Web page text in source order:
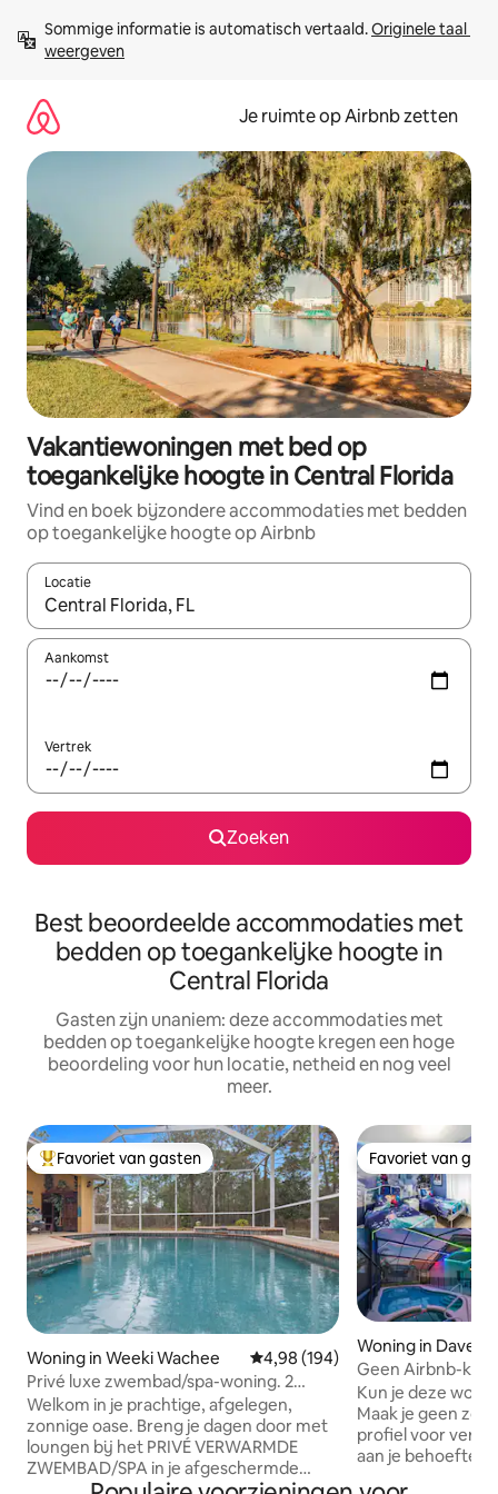
direct
naar
Sommige informatie is automatisch vertaald. Originele taal
weergeven
Je ruimte op Airbnb zetten
Vakantiewoningen met bed op
toegankelijke hoogte in Central Florida
Vind en boek bijzondere accommodaties met bedden
op toegankelijke hoogte op Airbnb
Locatie
Wanneer er suggesties beschikbaar zijn, maak je een keuze
Aankomst
Vertrek
Zoeken
Best beoordeelde accommodaties met
bedden op toegankelijke hoogte in
Central Florida
Gasten zijn unaniem: deze accommodaties met
bedden op toegankelijke hoogte kregen een hoge
beoordeling voor hun locatie, netheid en nog veel
meer.
Topfavoriet van gasten
Favoriet van gasten
Woning in Weeki Wachee Gemiddelde beoordeling van
4,98 (194)
Privé luxe zwembad/spa-woning. 2
hectare heiligdom.
Welkom in je prachtige, afgelegen,
zonnige oase. Breng je dagen door met
loungen bij het PRIVÉ VERWARMDE
ZWEMBAD/SPA in je afgeschermde
lanai, 's nachts sterrenkijken. Ontspan
Favoriet van
Favoriet van
Woning in
Geen Airbnb-
Zwembad/Spa/
28361
Kun je deze
Maak je geen
profiel voor
aan je behoeften voldoen